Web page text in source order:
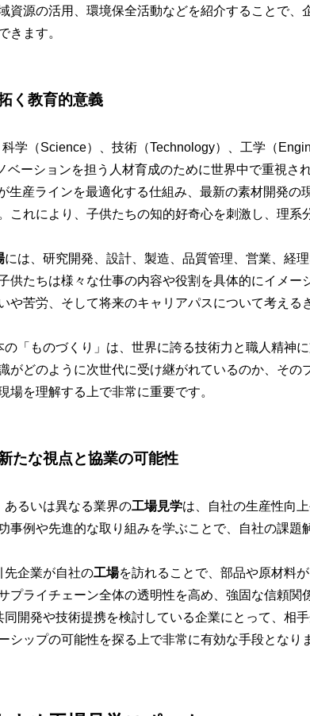
資源の活用、環境保全活動などを紹介することで、
きます。
く教育的意義
科学（Science）、技術（Technology）、工学（
ーションを担う人材育成のために世界中で重視され
生産ラインを最適化する仕組み、最新の素材開発の
これにより、子供たちの知的好奇心を刺激し、理系
には、研究開発、設計、製造、品質管理、営業、経
供たちは様々な仕事の内容や役割を具体的にイメー
や苦労、そして将来のキャリアパスについて考える
の「ものづくり」は、世界に誇る技術力と職人精神
がどのように次世代に受け継がれているのか、その
を理解する上で非常に重要です。
たな視点と協業の可能性
あるいは異なる業界の工場見学は、自社の生産性向
事例や先進的な取り組みを学ぶことで、自社の課題
先企業が自社の工場を訪れることで、部品や原材料
ライチェーン全体の透明性を高め、強固な信頼関
同開発や技術提携を検討している企業にとって、相
シップの可能性を探る上で非常に有効な手段となり